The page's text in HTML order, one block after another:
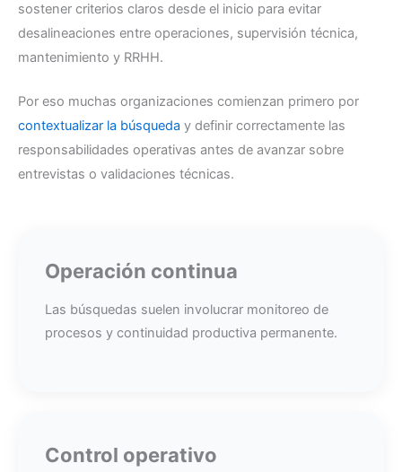
sostener criterios claros desde el inicio para evitar
desalineaciones entre operaciones, supervisión técnica,
mantenimiento y RRHH.
Por eso muchas organizaciones comienzan primero por
contextualizar la búsqueda y definir correctamente las
responsabilidades operativas antes de avanzar sobre
entrevistas o validaciones técnicas.
Operación continua
Las búsquedas suelen involucrar monitoreo de
procesos y continuidad productiva permanente.
Control operativo